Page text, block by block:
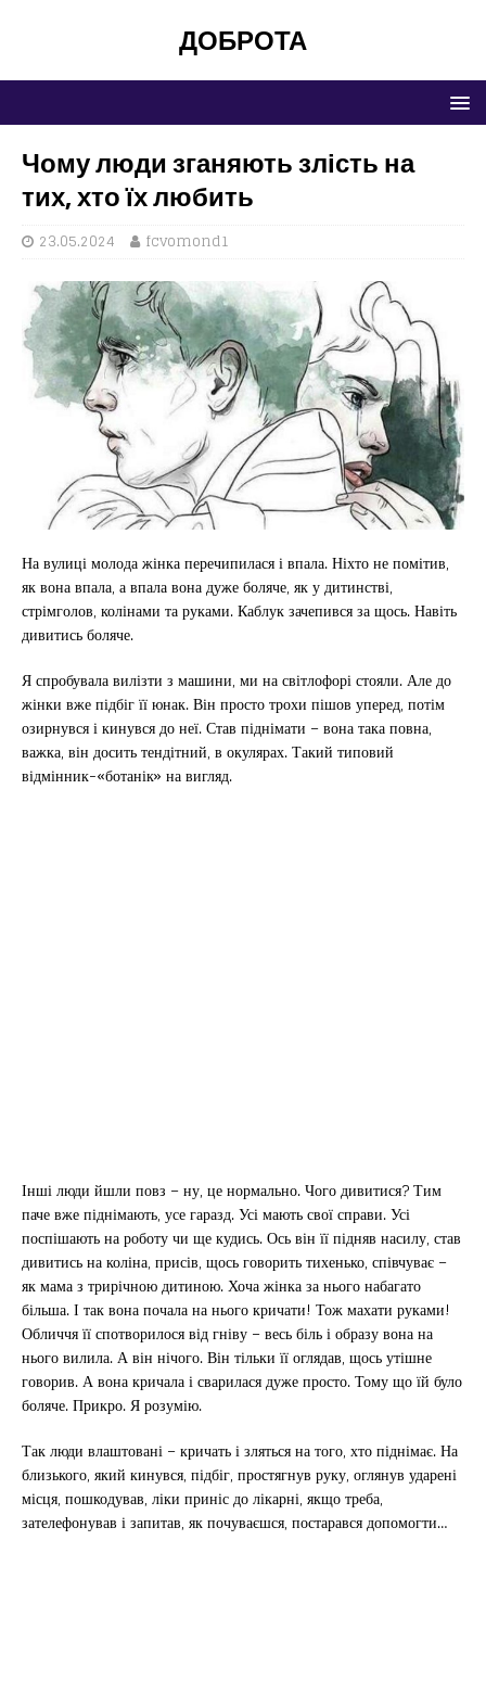
ДОБРОТА
Чому люди зганяють злість на
тих, хто їх любить
23.05.2024 fcvomond1
На вулиці молода жінка перечипилася і впала. Ніхто не помітив,
як вона впала, а впала вона дуже боляче, як у дитинстві,
стрімголов, колінами та руками. Каблук зачепився за щось. Навіть
дивитись боляче.
Я спробувала вилізти з машини, ми на світлофорі стояли. Але до
жінки вже підбіг її юнак. Він просто трохи пішов уперед, потім
озирнувся і кинувся до неї. Став піднімати – вона така повна,
важка, він досить тендітний, в окулярах. Такий типовий
відмінник-«ботанік» на вигляд.
Інші люди йшли повз – ну, це нормально. Чого дивитися? Тим
паче вже піднімають, усе гаразд. Усі мають свої справи. Усі
поспішають на роботу чи ще кудись. Ось він її підняв насилу, став
дивитись на коліна, присів, щось говорить тихенько, співчуває –
як мама з трирічною дитиною. Хоча жінка за нього набагато
більша. І так вона почала на нього кричати! Тож махати руками!
Обличчя її спотворилося від гніву – весь біль і образу вона на
нього вилила. А він нічого. Він тільки її оглядав, щось утішне
говорив. А вона кричала і сварилася дуже просто. Тому що їй було
боляче. Прикро. Я розумію.
Так люди влаштовані – кричать і зляться на того, хто піднімає. На
близького, який кинувся, підбіг, простягнув руку, оглянув ударені
місця, пошкодував, ліки приніс до лікарні, якщо треба,
зателефонував і запитав, як почуваєшся, постарався допомогти…